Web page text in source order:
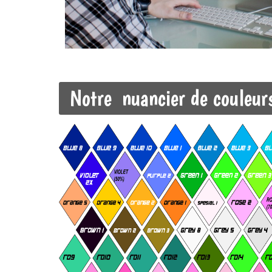
Notre nuancier de